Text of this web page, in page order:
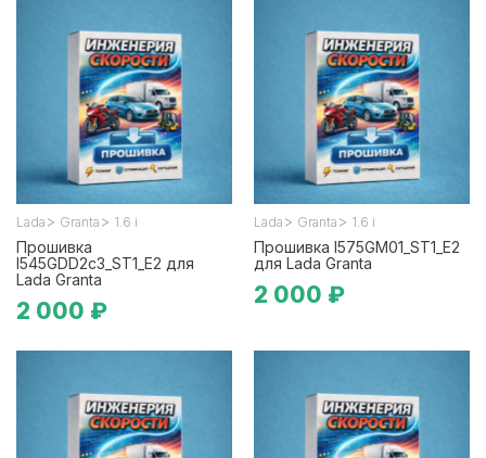
Lada > Granta > 1.6 i
Прошивка
I545GDD2c3_ST1_E2 для
Lada Granta
2 000 ₽
Lada > Granta > 1.6 i
Прошивка I575GM01_ST1_E2
для Lada Granta
2 000 ₽